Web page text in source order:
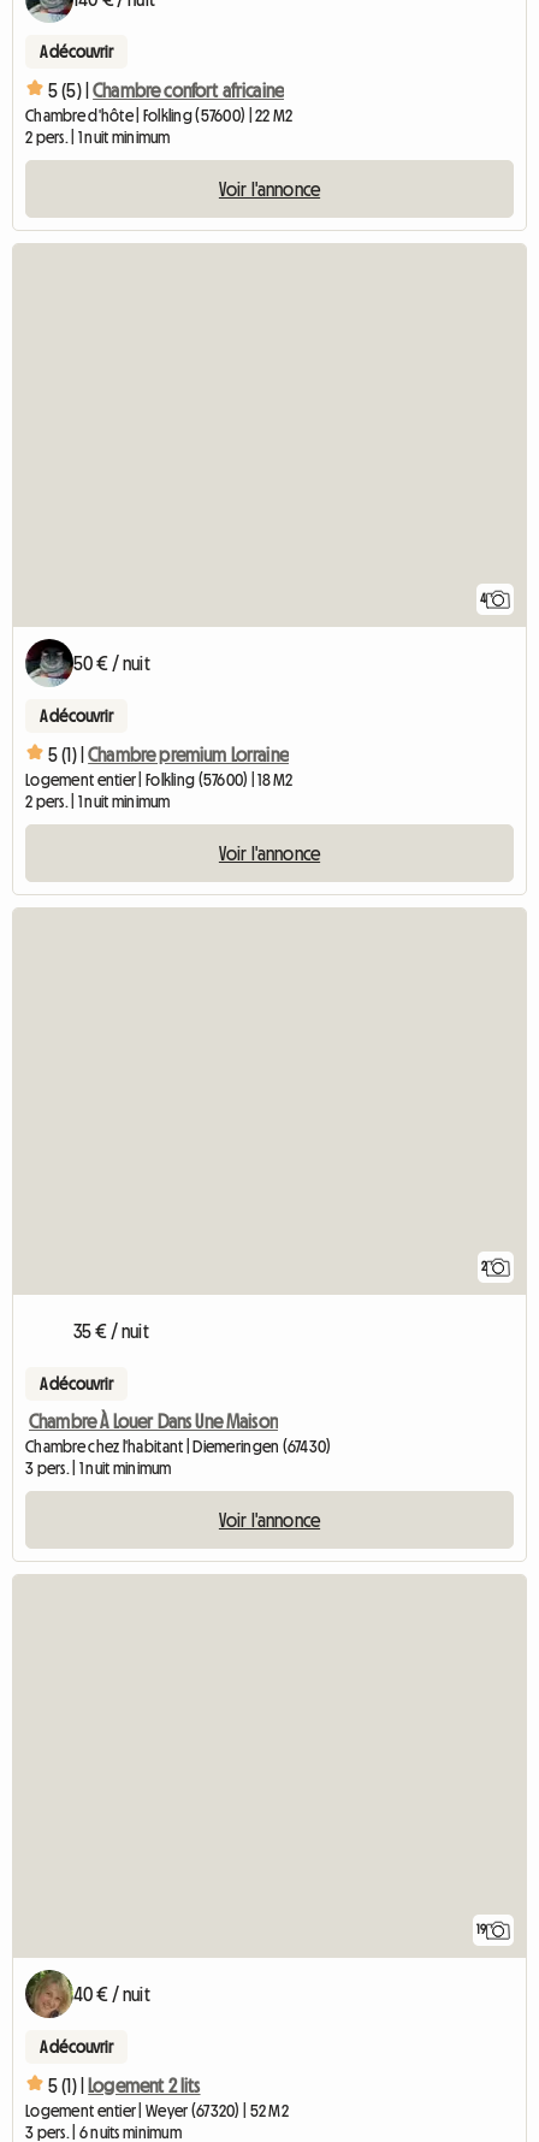
A découvrir
5 (5) | Chambre confort africaine
Chambre d'hôte | Folkling (57600) | 22 M2
2 pers. | 1 nuit minimum
Voir l'annonce
4
50 € / nuit
A découvrir
5 (1) | Chambre premium Lorraine
Logement entier | Folkling (57600) | 18 M2
2 pers. | 1 nuit minimum
Voir l'annonce
2
35 € / nuit
A découvrir
Chambre À Louer Dans Une Maison
Chambre chez l'habitant | Diemeringen (67430)
3 pers. | 1 nuit minimum
Voir l'annonce
19
40 € / nuit
A découvrir
5 (1) | Logement 2 lits
Logement entier | Weyer (67320) | 52 M2
3 pers. | 6 nuits minimum